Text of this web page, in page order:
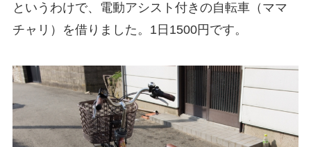
というわけで、電動アシスト付きの自転車（ママ
チャリ）を借りました。1日1500円です。